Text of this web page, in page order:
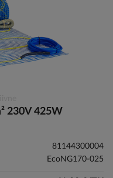
230V 425W
81144300004
EcoNG170-025